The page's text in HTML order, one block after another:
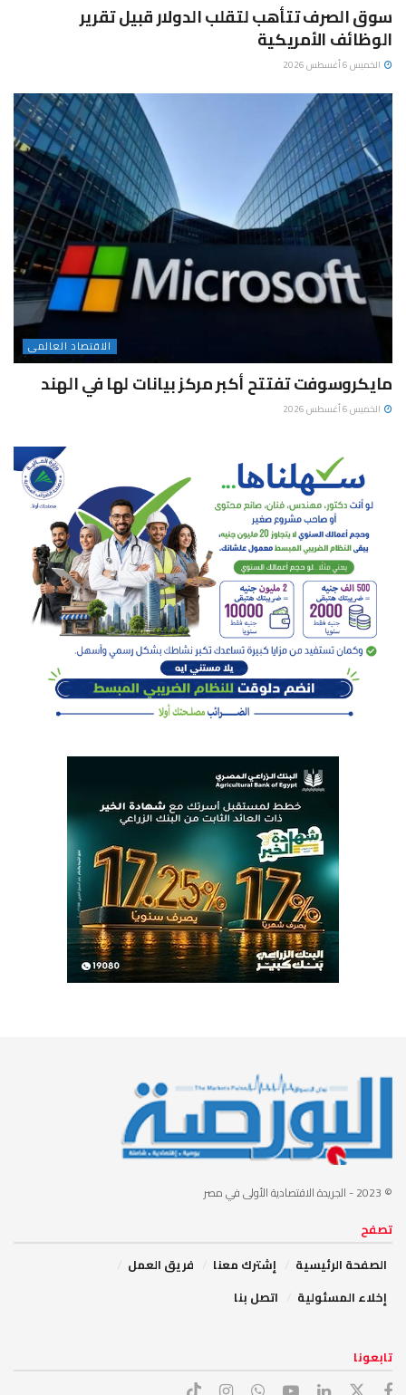
سوق الصرف تتأهب لتقلب الدولار قبيل تقرير
الوظائف الأمريكية
الخميس 6 أغسطس 2026
الاقتصاد العالمى
مايكروسوفت تفتتح أكبر مركز بيانات لها في الهند
الخميس 6 أغسطس 2026
© 2023 - الجريدة الاقتصادية الأولى في مصر
تصفح
الصفحة الرئيسية
إشترك معنا
فريق العمل
إخلاء المسئولية
اتصل بنا
تابعونا